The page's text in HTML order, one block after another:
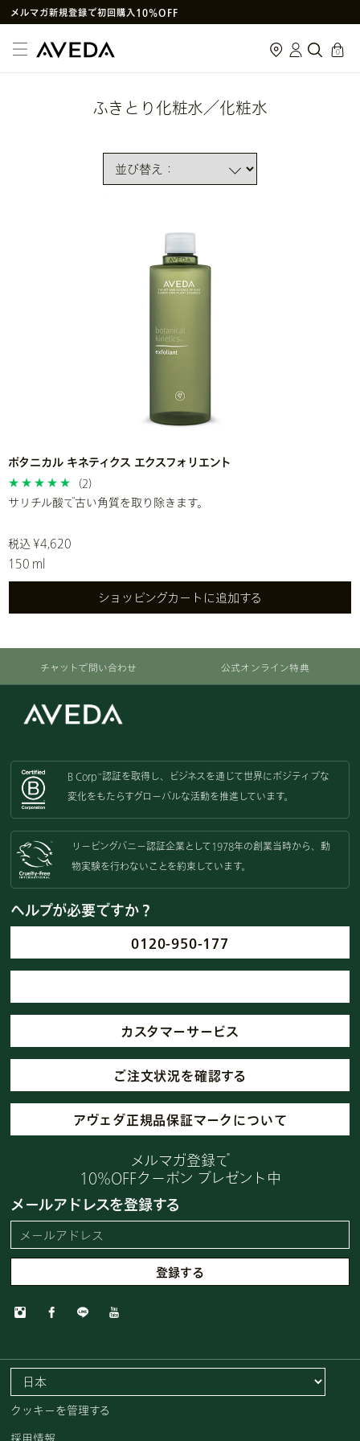
メルマガ新規登録で初回購入10%OFF
やLINE
で贈れるeギフトサービス
PayPay決済がご利用いただけるようになりました
cart
0
ふきとり化粧水／化粧水
ボタニカル キネティクス エクスフォリエント
(2)
サリチル酸で古い角質を取り除きます。
税込 ¥4,620
150 ml
ショッピングカートに追加する
チャットで問い合わせ 公式オンライン特典
B Corp ™認証を取得し、
ビジネスを通じて世界にポジティブな
変化をもたらすグローバルな活動を推進しています。
リーピングバニー認証企業として 1978年の創業当時から、動
物実験を行わないことを約束しています。
ヘルプが必要ですか？
0120-950-177
カスタマーサービス
ご注文状況を確認する
アヴェダ正規品保証マークについて
メルマガ登録で
10%OFFクーポン プレゼント中
メールアドレスを登録する
クッキーを管理する